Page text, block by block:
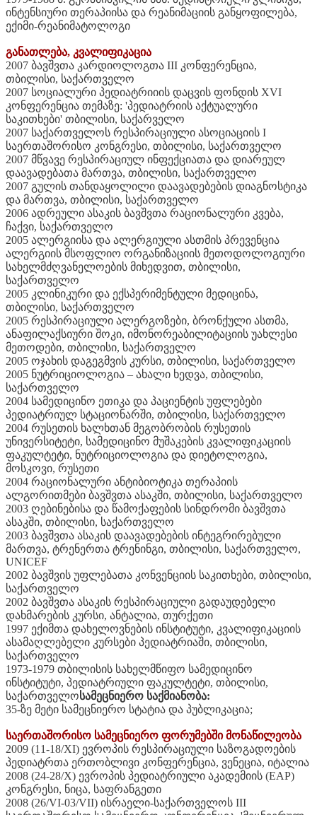
ინტენსიური თერაპიისა და რეანიმაციის განყოფილება,
ექიმი-რეანიმატოლოგი
განათლება, კვალიფიკაცია
2007 ბავშვთა კარდიოლოგთა III კონფერენცია,
თბილისი, საქართველო
2007 სოციალური პედიატრიიის დაცვის ფონდის XVI
კონფერენცია თემაზე: 'პედიატრიის აქტუალური
საკითხები' თბილისი, საქარველო
2007 საქართველოს რესპირაციული ასოციაციის I
საერთაშორისო კონგრესი, თბილისი, საქართველო
2007 მწვავე რესპირაციულ ინფექციათა და დიარეულ
დაავადებათა მართვა, თბილისი, საქართველო
2007 გულის თანდაყოლილი დაავადებების დიაგნოსტიკა
და მართვა, თბილისი, საქართველო
2006 ადრეული ასაკის ბავშვთა რაციონალური კვება,
ჩაქვი, საქართველო
2005 ალერგიისა და ალერგიული ასთმის პრევენცია
ალერგიის მსოფლიო ორგანიზაციის მეთოდოლოგიური
სახელმძღვანელოების მიხედვით, თბილისი,
საქართველო
2005 კლინიკური და ექსპერიმენტული მედიცინა,
თბილისი, საქართველო
2005 რესპირაციული ალერგოზები, ბრონქული ასთმა,
ანაფილაქსიური შოკი, იმონორეაბილიტაციის უახლესი
მეთოდები, თბილისი, საქართველო
2005 ოჯახის დაგეგმვის კურსი, თბილისი, საქართველო
2005 ნუტრიციოლოგია – ახალი ხედვა, თბილისი,
საქართველო
2004 სამედიცინო ეთიკა და პაციენტის უფლებები
პედიატრიულ სტაციონარში, თბილისი, საქართველო
2004 რუსეთის ხალხთან მეგობრობის რუსეთის
უნივერსიტეტი, სამედიცინო მუშაკების კვალიფიკაციის
ფაკულტეტი, ნუტრიციოლოგია და დიეტოლოგია,
მოსკოვი, რუსეთი
2004 რაციონალური ანტიბიოტიკა თერაპიის
ალგორითმები ბავშვთა ასაკში, თბილისი, საქართველო
2003 ღებინებისა და წამოქაფების სინდრომი ბავშვთა
ასაკში, თბილისი, საქართველო
2003 ბავშვთა ასაკის დაავადებების ინტეგრირებული
მართვა, ტრენერთა ტრენინგი, თბილისი, საქართველო,
UNICEF
2002 ბავშვის უფლებათა კონვენციის საკითხები, თბილისი,
საქართველო
2002 ბავშვთა ასაკის რესპირაციული გადაუდებელი
დახმარების კურსი, ანტალია, თურქეთი
1997 ექიმთა დახელოვნების ინსტიტუტი, კვალიფიკაციის
ასამაღლებელი კურსები პედიატრიაში, თბილისი,
საქართველო
1973-1979 თბილისის სახელმწიფო სამედიცინო
ინსტიტუტი, პედიატრიული ფაკულტეტი, თბილისი,
საქართველოსამეცნიერო საქმიანობა:
35-ზე მეტი სამეცნიერო სტატია და პუბლიკაცია;
საერთაშორისო სამეცნიერო ფორუმებში მონაწილეობა
2009 (11-18/XI) ევროპის რესპირაციული საზოგადოების
პედიატრთა ერთობლივი კონფერენცია, ვენეცია, იტალია
2008 (24-28/X) ევროპის პედიატრიული აკადემიის (EAP)
კონგრესი, ნიცა, საფრანგეთი
2008 (26/VI-03/VII) ისრაელი-საქართველოს III